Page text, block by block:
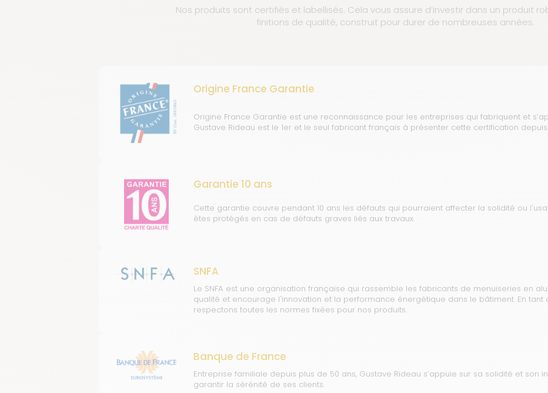
Nos produits sont certifiés et labellisés. Cela vous assure d’investir dans un produit
finitions de qualité, construit pour durer de nombreuses années.
Origine France Garantie
Origine France Garantie est une reconnaissance pour les entreprises qui fabriquent et
Gustave Rideau est le 1er et le seul fabricant français à présenter cette certification depuis
Garantie 10 ans
Cette garantie couvre pendant 10 ans les défauts qui pourraient affecter la solidité ou
êtes protégés en cas de défauts graves liés aux travaux.
SNFA
Le SNFA est une organisation française qui rassemble les fabricants de menuiseries en
qualité et encourage l'innovation et la performance énergétique dans le bâtiment. En tant
respectons toutes les normes fixées pour nos produits.
Banque de France
Entreprise familiale depuis plus de 50 ans, Gustave Rideau s’appuie sur sa solidité et son
garantir la sérénité de ses clients.